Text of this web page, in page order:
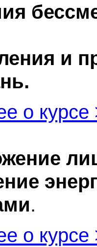
и
о курсе
.
о курсе